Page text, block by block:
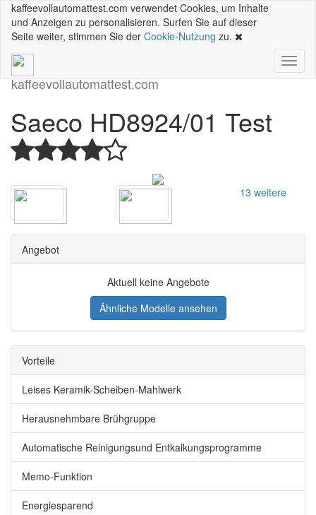
kaffeevollautomattest.com verwendet Cookies, um Inhalte
und Anzeigen zu personalisieren. Surfen Sie auf dieser
Seite weiter, stimmen Sie der Cookie-Nutzung zu.
kaffeevollautomattest.com
Saeco HD8924/01 Test
13 weitere
Angebot
Aktuell keine Angebote
Ähnliche Modelle ansehen
Vorteile
Leises Keramik-Scheiben-Mahlwerk
Herausnehmbare Brühgruppe
Automatische Reinigungsund Entkalkungsprogramme
Memo-Funktion
Energiesparend